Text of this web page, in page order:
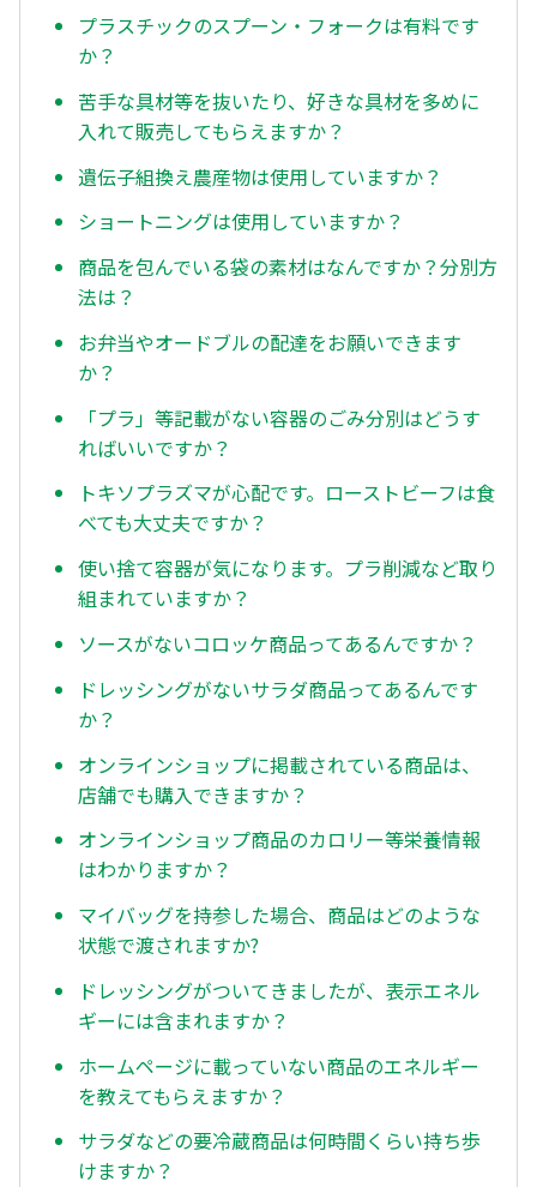
プラスチックのスプーン・フォークは有料です
か？
苦手な具材等を抜いたり、好きな具材を多めに
入れて販売してもらえますか？
遺伝子組換え農産物は使用していますか？
ショートニングは使用していますか？
商品を包んでいる袋の素材はなんですか？分別方
法は？
お弁当やオードブルの配達をお願いできます
か？
「プラ」等記載がない容器のごみ分別はどうす
ればいいですか？
トキソプラズマが心配です。ローストビーフは食
べても大丈夫ですか？
使い捨て容器が気になります。プラ削減など取り
組まれていますか？
ソースがないコロッケ商品ってあるんですか？
ドレッシングがないサラダ商品ってあるんです
か？
オンラインショップに掲載されている商品は、
店舗でも購入できますか？
オンラインショップ商品のカロリー等栄養情報
はわかりますか？
マイバッグを持参した場合、商品はどのような
状態で渡されますか?
ドレッシングがついてきましたが、表示エネル
ギーには含まれますか？
ホームページに載っていない商品のエネルギー
を教えてもらえますか？
サラダなどの要冷蔵商品は何時間くらい持ち歩
けますか？